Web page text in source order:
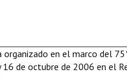
en el marco del
de octubre de 2006 en el